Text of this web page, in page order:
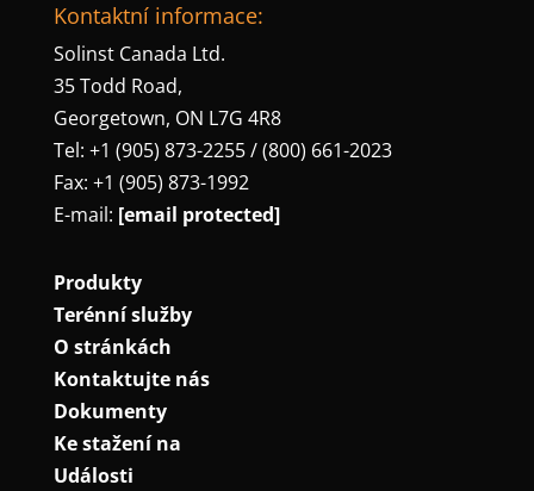
Kontaktní informace:
Solinst Canada Ltd.
35 Todd Road,
Georgetown, ON L7G 4R8
Tel: +1 (905) 873-2255 / (800) 661-2023
Fax: +1 (905) 873-1992
E-mail: [email protected]
Produkty
Terénní služby
O stránkách
Kontaktujte nás
Dokumenty
Ke stažení na
Události